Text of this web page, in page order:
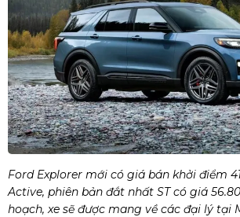
Ford Explorer mới có giá bán khởi điểm
Active, phiên bản đắt nhất ST có giá
hoạch, xe sẽ được mang về các đại lý tại